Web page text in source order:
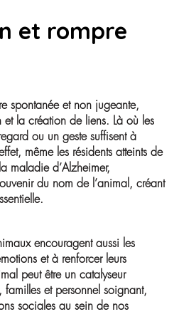
et rompre
spontanée et non jugeante,
la création de liens. Là où les
ou un geste suffisent à
même les résidents atteints de
maladie d’Alzheimer,
du nom de l’animal, créant
encouragent aussi les
et à renforcer leurs
peut être un catalyseur
familles et personnel soignant,
sociales au sein de nos